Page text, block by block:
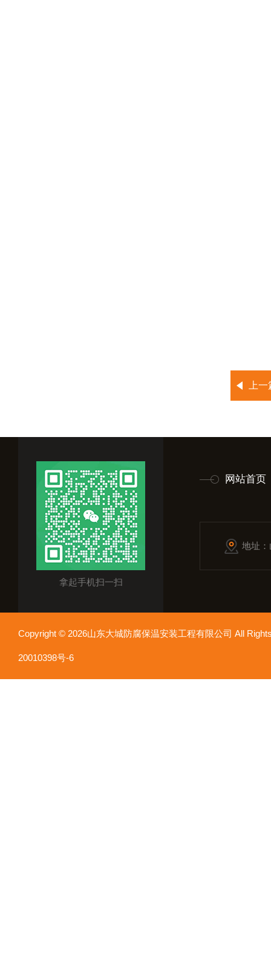
上
拿起手机扫一扫
网站首页
地址
Copyright © 2026山东大城防腐保温安装工程有限公司 All
20010398号-6